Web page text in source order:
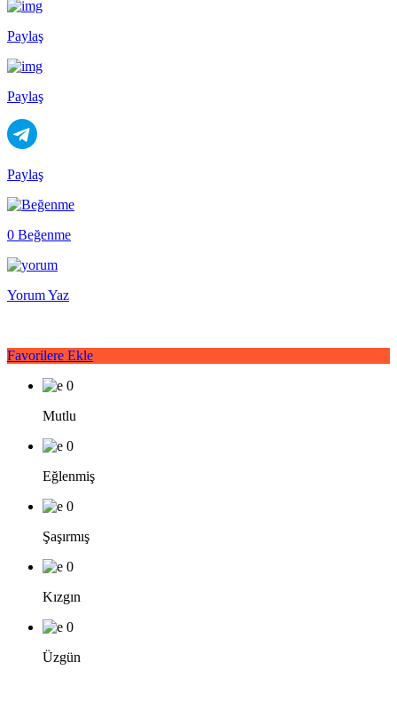
Paylaş
Paylaş
Paylaş
0 Beğenme
Yorum Yaz
Favorilere Ekle
0
Mutlu
0
Eğlenmiş
0
Şaşırmış
0
Kızgın
0
Üzgün